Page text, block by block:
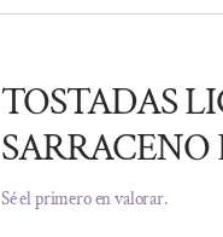
TOSTADAS
SARRACENO
Sé el primero en valorar.